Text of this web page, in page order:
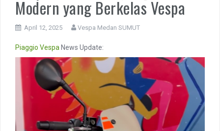
Modern yang Berkelas Vespa
April 12, 2025 Vespa Medan SUMUT
Piaggio Vespa News Update:
Player